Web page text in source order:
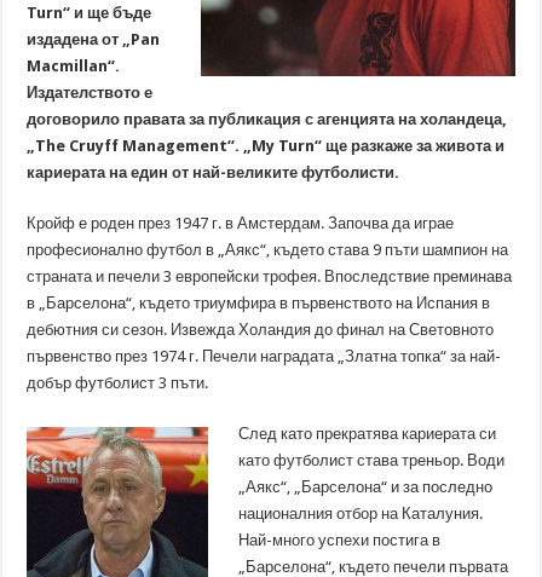
Turn“ и ще бъде
издадена от „Pan
Macmillan“.
Издателството е
договорило правата за публикация с агенцията на холандеца,
„The Cruyff Management“. „My Turn“ ще разкаже за живота и
кариерата на един от най-великите футболисти.
Кройф е роден през 1947 г. в Амстердам. Започва да играе
професионално футбол в „Аякс“, където става 9 пъти шампион на
страната и печели 3 европейски трофея. Впоследствие преминава
в „Барселона“, където триумфира в първенството на Испания в
дебютния си сезон. Извежда Холандия до финал на Световното
първенство през 1974 г. Печели наградата „Златна топка“ за най-
добър футболист 3 пъти.
След като прекратява кариерата си
като футболист става треньор. Води
„Аякс“, „Барселона“ и за последно
националния отбор на Каталуния.
Най-много успехи постига в
„Барселона“, където печели първата